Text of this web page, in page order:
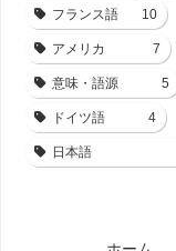
フランス語 10
アメリカ 7
意味・語源 5
ドイツ語 4
日本語